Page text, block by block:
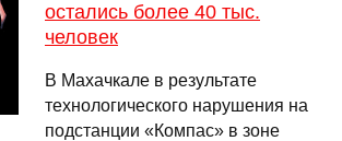
остались более 40 тыс.
человек
В Махачкале в результате
технологического нарушения на
подстанции «Компас» в зоне